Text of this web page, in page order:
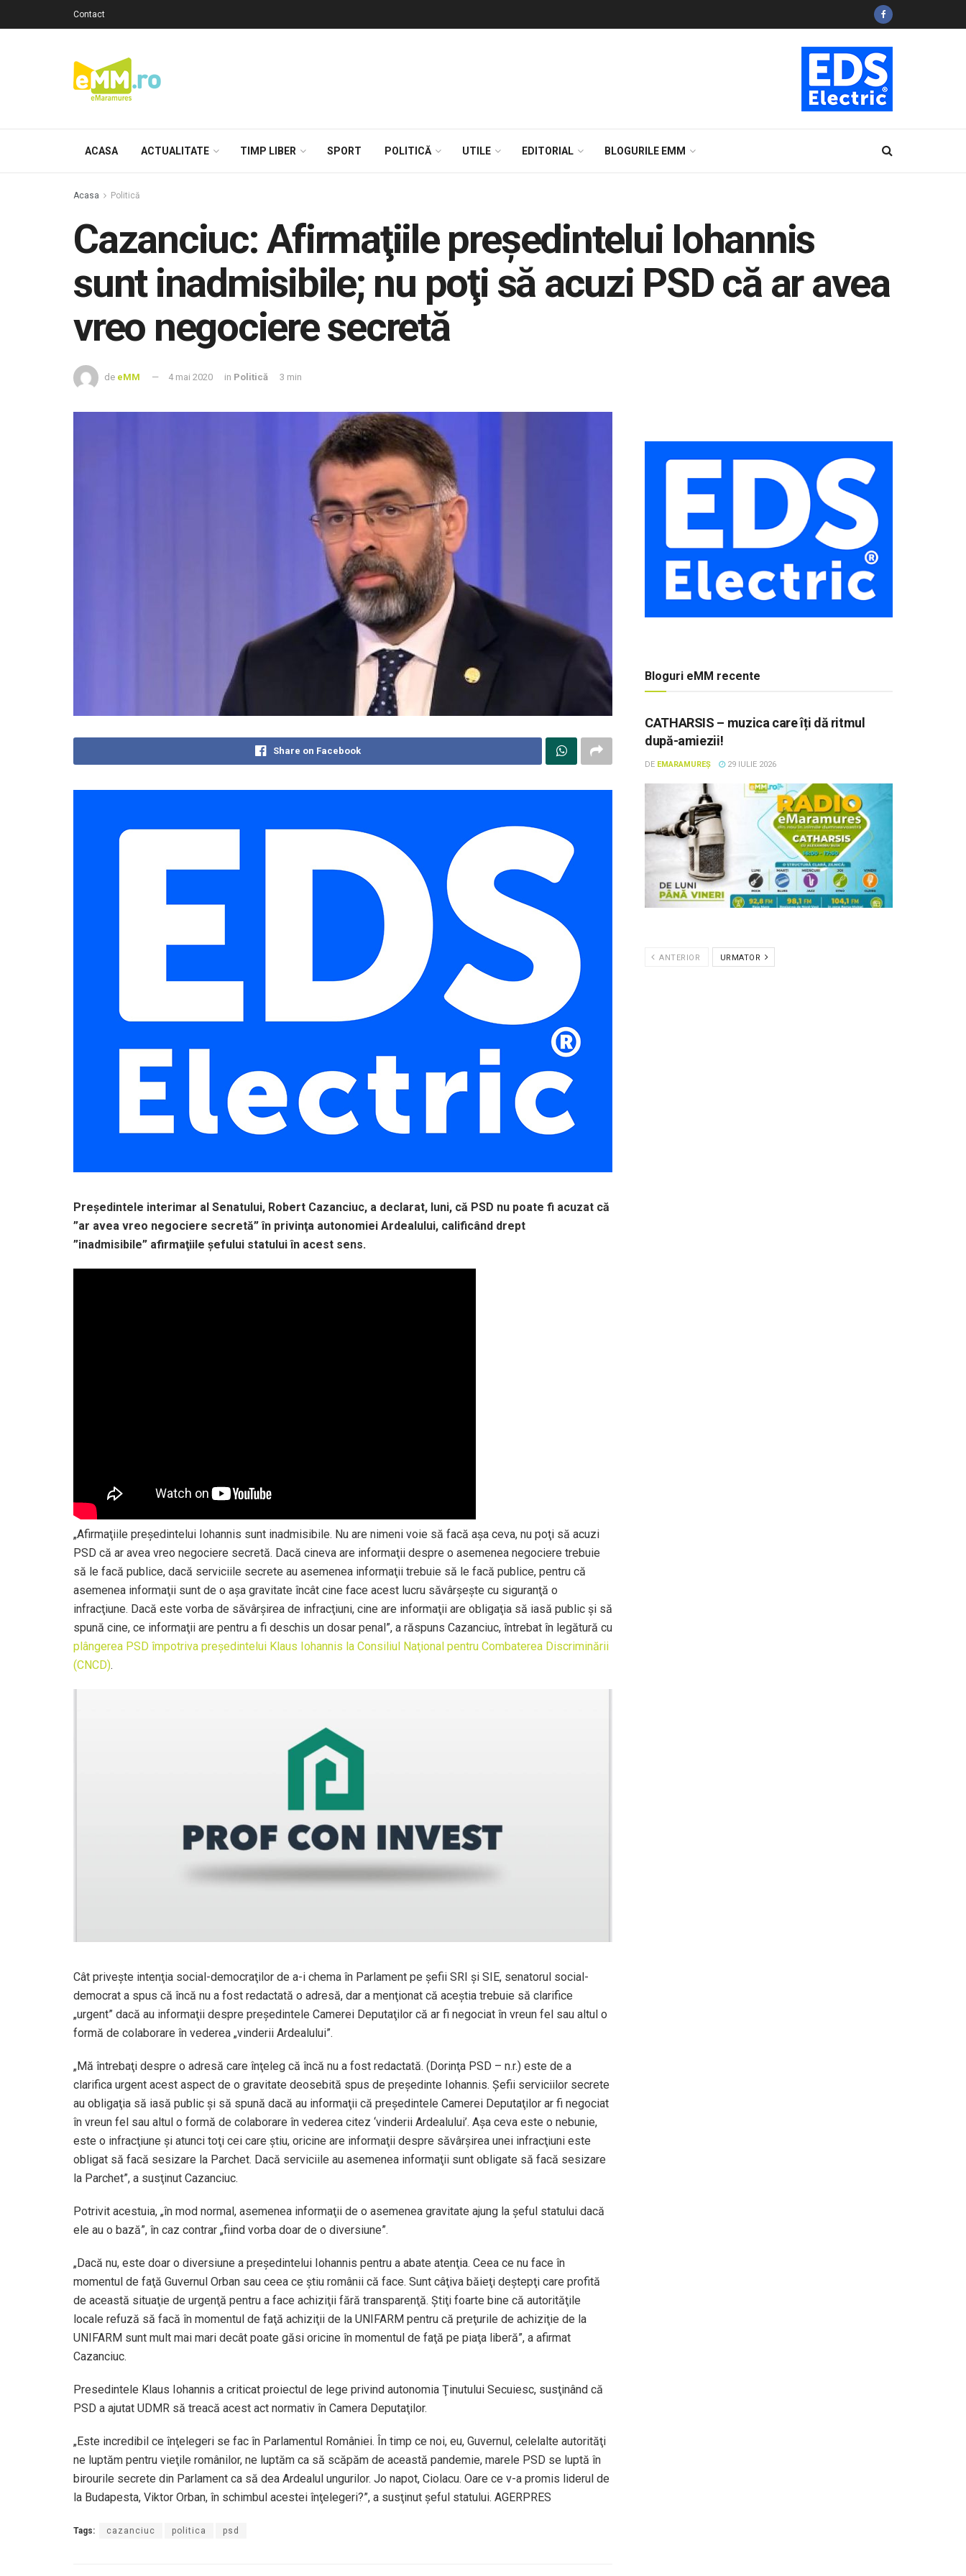
Contact
ACASA ACTUALITATE TIMP LIBER SPORT POLITICĂ UTILE EDITORIAL BLOGURILE EMM
Acasa Politică
Cazanciuc: Afirmaţiile preşedintelui Iohannis
sunt inadmisibile; nu poţi să acuzi PSD că ar avea
vreo negociere secretă
de eMM 4 mai 2020 in Politică 3 min
Share on Facebook
Preşedintele interimar al Senatului, Robert Cazanciuc, a declarat, luni, că PSD nu poate fi acuzat că
”ar avea vreo negociere secretă” în privinţa autonomiei Ardealului, calificând drept
”inadmisibile” afirmaţiile şefului statului în acest sens.
„Afirmaţiile preşedintelui Iohannis sunt inadmisibile. Nu are nimeni voie să facă aşa ceva, nu poţi să acuzi
PSD că ar avea vreo negociere secretă. Dacă cineva are informaţii despre o asemenea negociere trebuie
să le facă publice, dacă serviciile secrete au asemenea informaţii trebuie să le facă publice, pentru că
asemenea informaţii sunt de o aşa gravitate încât cine face acest lucru săvârşeşte cu siguranţă o
infracţiune. Dacă este vorba de săvârşirea de infracţiuni, cine are informaţii are obligaţia să iasă public şi să
spună cine, ce informaţii are pentru a fi deschis un dosar penal”, a răspuns Cazanciuc, întrebat în legătură cu
plângerea PSD împotriva preşedintelui Klaus Iohannis la Consiliul Naţional pentru Combaterea Discriminării
(CNCD).
Cât priveşte intenţia social-democraţilor de a-i chema în Parlament pe şefii SRI şi SIE, senatorul social-
democrat a spus că încă nu a fost redactată o adresă, dar a menţionat că aceştia trebuie să clarifice
„urgent” dacă au informaţii despre preşedintele Camerei Deputaţilor că ar fi negociat în vreun fel sau altul o
formă de colaborare în vederea „vinderii Ardealului”.
„Mă întrebaţi despre o adresă care înţeleg că încă nu a fost redactată. (Dorinţa PSD – n.r.) este de a
clarifica urgent acest aspect de o gravitate deosebită spus de preşedinte Iohannis. Şefii serviciilor secrete
au obligaţia să iasă public şi să spună dacă au informaţii că preşedintele Camerei Deputaţilor ar fi negociat
în vreun fel sau altul o formă de colaborare în vederea citez ‘vinderii Ardealului’. Aşa ceva este o nebunie,
este o infracţiune şi atunci toţi cei care ştiu, oricine are informaţii despre săvârşirea unei infracţiuni este
obligat să facă sesizare la Parchet. Dacă serviciile au asemenea informaţii sunt obligate să facă sesizare
la Parchet”, a susţinut Cazanciuc.
Potrivit acestuia, „în mod normal, asemenea informaţii de o asemenea gravitate ajung la şeful statului dacă
ele au o bază”, în caz contrar „fiind vorba doar de o diversiune”.
„Dacă nu, este doar o diversiune a preşedintelui Iohannis pentru a abate atenţia. Ceea ce nu face în
momentul de faţă Guvernul Orban sau ceea ce ştiu românii că face. Sunt câţiva băieţi deştepţi care profită
de această situaţie de urgenţă pentru a face achiziţii fără transparenţă. Ştiţi foarte bine că autorităţile
locale refuză să facă în momentul de faţă achiziţii de la UNIFARM pentru că preţurile de achiziţie de la
UNIFARM sunt mult mai mari decât poate găsi oricine în momentul de faţă pe piaţa liberă”, a afirmat
Cazanciuc.
Presedintele Klaus Iohannis a criticat proiectul de lege privind autonomia Ţinutului Secuiesc, susţinând că
PSD a ajutat UDMR să treacă acest act normativ în Camera Deputaţilor.
„Este incredibil ce înţelegeri se fac în Parlamentul României. În timp ce noi, eu, Guvernul, celelalte autorităţi
ne luptăm pentru vieţile românilor, ne luptăm ca să scăpăm de această pandemie, marele PSD se luptă în
birourile secrete din Parlament ca să dea Ardealul ungurilor. Jo napot, Ciolacu. Oare ce v-a promis liderul de
la Budapesta, Viktor Orban, în schimbul acestei înţelegeri?”, a susţinut şeful statului. AGERPRES
Tags: cazanciuc politica psd
Bloguri eMM recente
CATHARSIS – muzica care îți dă ritmul
după-amiezii!
DE EMARAMUREȘ 29 IULIE 2026
ANTERIOR URMATOR